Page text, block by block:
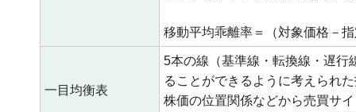
移動平均乖離率＝（対象価格－
一目均衡表
5本の線（基準線・転換線・遅行
ることができるように考えられ
株価の位置関係などから売買サ